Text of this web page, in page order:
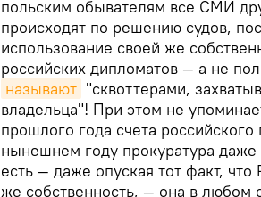
польским обывателям все СМИ
происходят по решению судов,
использование своей же
российских дипломатов — а не
называют "сквоттерами,
владельца"! При этом не
прошлого года счета
нынешнем году прокуратура даже
есть — даже опуская тот факт,
же собственность, — она в любом